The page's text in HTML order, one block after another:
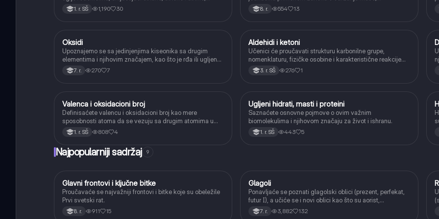
njihove opšte formule i osnovnu nomenklaturu.
1. r. SŠ 1,190 30
osiguravajući isti broj atoma sa obe strane.
8. r. 554 13
Hemija
Oksidi
Upoznajemo se sa jedinjenjima kiseonika sa drugim
elementima i njihovim značajem, kao što je rđa ili ugljen-
dioksid.
7. r. 270 7
Hemija
Aldehidi i ketoni
Učenici će proučavati strukturu karbonilne grupe,
nomenklaturu, fizičke osobine i karakteristične reakcije
aldehida i ketona (adicija, oksidacija aldehida, redukcija).
3. r. SŠ 276 1
Hemija
Valenca i oksidacioni broj
Definisaćete valencu i oksidacioni broj kao mere
sposobnosti atoma da se vezuju sa drugim atomima u
hemijskim jedinjenjima.
1. r. SŠ 808 4
Hemija
Ugljeni hidrati, masti i proteini
Saznaćete osnovne pojmove o ovim važnim
biomolekulima i njihovom značaju za život i ishranu.
1. r. SŠ 443 5
Najpopularniji sadržaj 9
Istorija
Glavni frontovi i ključne bitke
Proučavaće se najvažniji frontovi i bitke koje su obeležile
Prvi svetski rat.
8. r. 911 15
Srpski jezik
Glagoli
Ponavljaće se poznati glagolski oblici (prezent, perfekat,
futur I), a učiće se i novi oblici kao što su aorist,
imperfekat, pluskvamperfekat, futur II, kao i glagolski
prilozi i pridevi.
7. r. 3,882 132